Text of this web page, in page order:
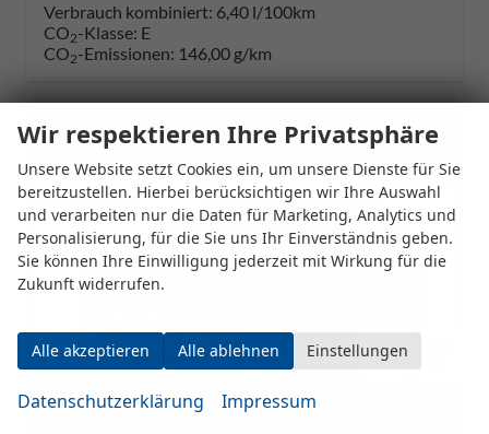
Verbrauch kombiniert: 6,40 l/100km
CO2-Klasse: E
CO2-Emissionen: 146,00 g/km
Wir respektieren Ihre Privatsphäre
Unsere Website setzt Cookies ein, um unsere Dienste für Sie
bereitzustellen. Hierbei berücksichtigen wir Ihre Auswahl
und verarbeiten nur die Daten für Marketing, Analytics und
Personalisierung, für die Sie uns Ihr Einverständnis geben.
Sie können Ihre Einwilligung jederzeit mit Wirkung für die
Zukunft widerrufen.
Alle akzeptieren Alle ablehnen Einstellungen
Datenschutzerklärung Impressum